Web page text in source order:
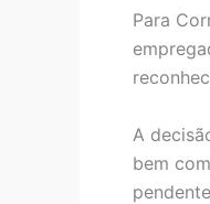
Para
A
bem